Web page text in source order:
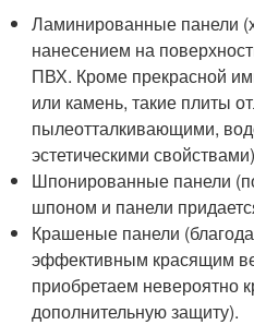
Ламинированные панели
нанесением на
ПВХ. Кроме прекрасной
или камень, такие плиты
пылеотталкивающими,
эстетическими
Шпонированные панели
шпоном и панели
Крашеные панели
эффективным красящим
приобретаем невероятно
дополнительную защиту).